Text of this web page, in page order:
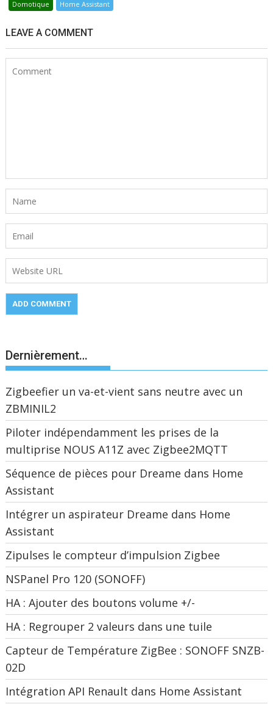
Domotique Home Assistant
LEAVE A COMMENT
Dernièrement…
Zigbeefier un va-et-vient sans neutre avec un
ZBMINIL2
Piloter indépendamment les prises de la
multiprise NOUS A11Z avec Zigbee2MQTT
Séquence de pièces pour Dreame dans Home
Assistant
Intégrer un aspirateur Dreame dans Home
Assistant
Zipulses le compteur d’impulsion Zigbee
NSPanel Pro 120 (SONOFF)
HA : Ajouter des boutons volume +/-
HA : Regrouper 2 valeurs dans une tuile
Capteur de Température ZigBee : SONOFF SNZB-
02D
Intégration API Renault dans Home Assistant